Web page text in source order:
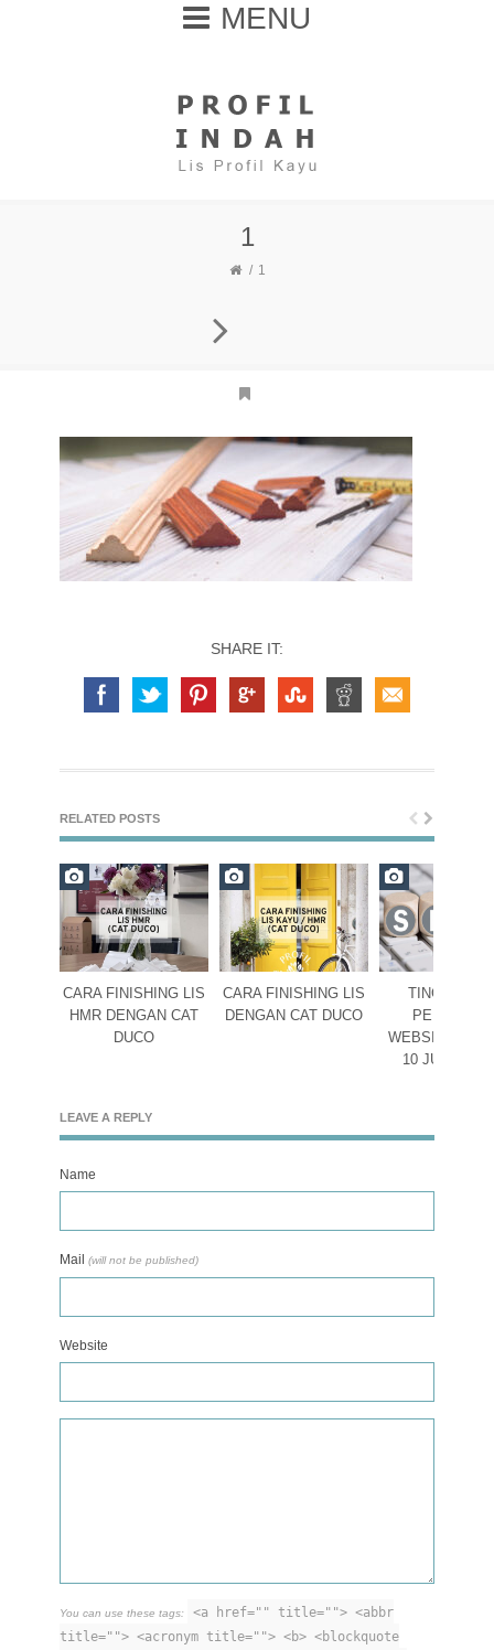
MENU
1
1
SHARE IT:
RELATED POSTS
CARA FINISHING LIS
HMR DENGAN CAT
DUCO
CARA FINISHING LIS
DENGAN CAT DUCO
PERINGKAT
WEBSITE
10 JURUS
LEAVE A REPLY
Name
Mail (will not be published)
Website
You can use these tags:
<a href="" title=""> <abbr
title=""> <acronym title=""> <b> <blockquote